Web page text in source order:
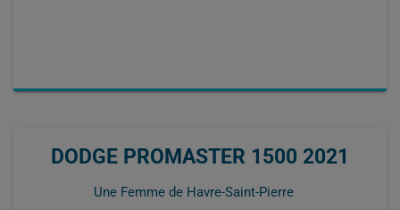
DODGE PROMASTER 1500 2021
Une Femme de Havre-Saint-Pierre